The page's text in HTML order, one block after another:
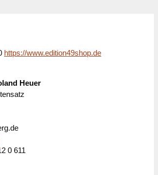
https://www.edition49shop.de
Heuer
0 611